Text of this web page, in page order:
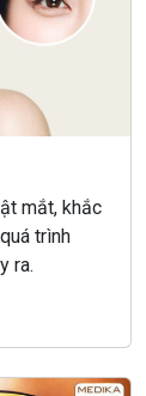
mắt, khắc
trình
ra.